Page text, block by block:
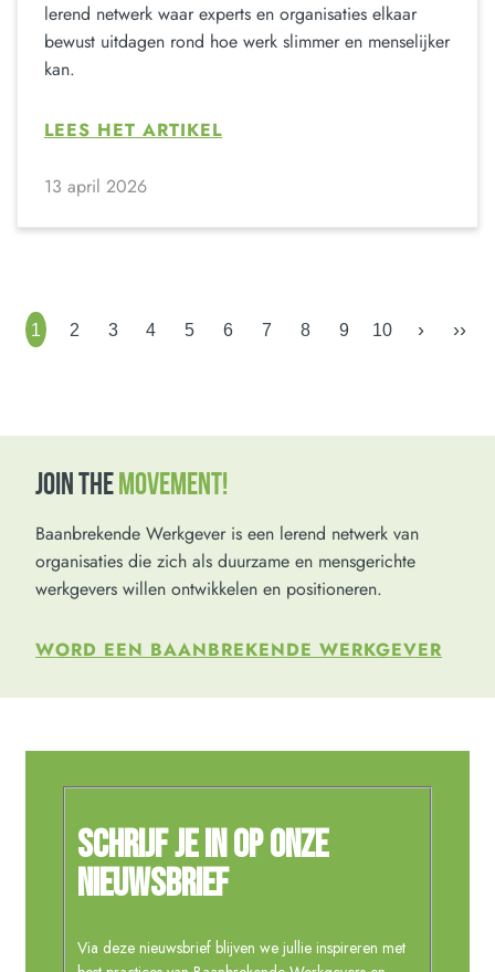
lerend netwerk waar experts en organisaties elkaar
bewust uitdagen rond hoe werk slimmer en menselijker
kan.
LEES HET ARTIKEL
13 april 2026
1 2 3 4 5 6 7 8 9 10 › ››
JOIN THEMOVEMENT!
Baanbrekende Werkgever is een lerend netwerk van
organisaties die zich als duurzame en mensgerichte
werkgevers willen ontwikkelen en positioneren.
WORD EEN BAANBREKENDE WERKGEVER